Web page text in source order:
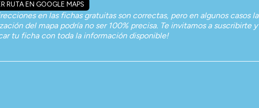
RUTA EN GOOGLE MAPS
en las fichas gratuitas son correctas, pero en algunos casos la
del mapa podría no ser 100% precisa. Te invitamos a suscribirte y
tu ficha con toda la información disponible!